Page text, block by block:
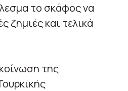
το σκάφος να
ζημιές και τελικά
της